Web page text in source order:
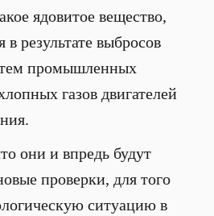
ядовитое вещество,
в результате выбросов
промышленных
газов двигателей
они и впредь будут
проверки, для того
ситуацию в